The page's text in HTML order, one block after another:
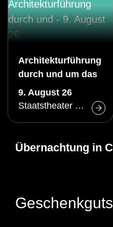
Architekturführung
durch und um das
Große Haus des
Staatstheaters
9. August 26
Staatstheater Cottbus
Übernachtung in